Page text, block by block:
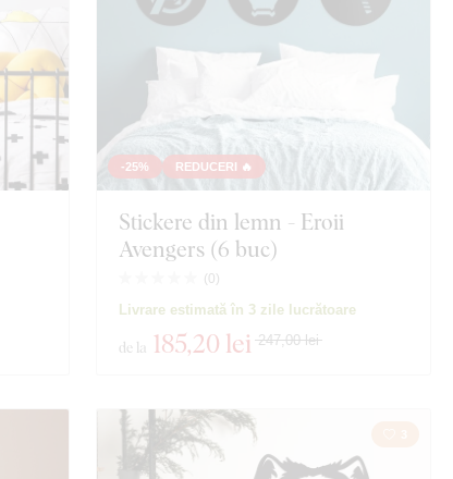
-25% REDUCERI 🔥
Stickere din lemn - Eroii
Avengers (6 buc)
( 0)
Livrare estimată în 3 zile lucrătoare
de la 185,20 lei 247,00 lei